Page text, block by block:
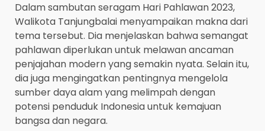
Dalam sambutan seragam Hari Pahlawan 2023,
Walikota Tanjungbalai menyampaikan makna dari
tema tersebut. Dia menjelaskan bahwa semangat
pahlawan diperlukan untuk melawan ancaman
penjajahan modern yang semakin nyata. Selain itu,
dia juga mengingatkan pentingnya mengelola
sumber daya alam yang melimpah dengan
potensi penduduk Indonesia untuk kemajuan
bangsa dan negara.